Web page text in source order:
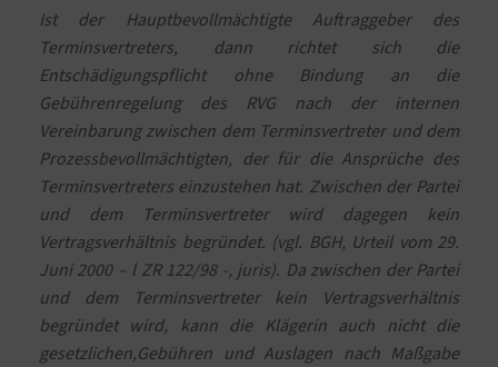
Ist der Hauptbevollmächtigte Auftraggeber des
Terminsvertreters, dann richtet sich die
Entschädigungspflicht ohne Bindung an die
Gebührenregelung des RVG nach der internen
Vereinbarung zwischen dem Terminsvertreter und dem
Prozessbevollmächtigten, der für die Ansprüche des
Terminsvertreters einzustehen hat. Zwischen der Partei
und dem Terminsvertreter wird dagegen kein
Vertragsverhältnis begründet. (vgl. BGH, Urteil vom 29.
Juni 2000 – l ZR 122/98 -, juris). Da zwischen der Partei
und dem Terminsvertreter kein Vertragsverhältnis
begründet wird, kann die Klägerin auch nicht die
gesetzlichen,Gebühren und Auslagen nach Maßgabe